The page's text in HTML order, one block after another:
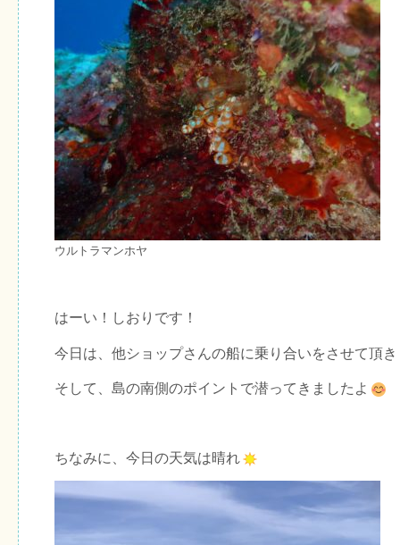
ウルトラマンホヤ
はーい！しおりです！
今日は、他ショップさんの船に乗り合いをさせて頂
そして、島の南側のポイントで潜ってきましたよ
ちなみに、今日の天気は晴れ